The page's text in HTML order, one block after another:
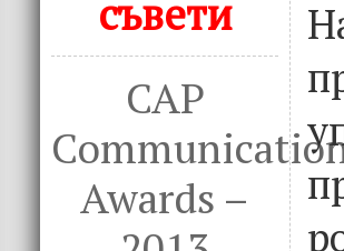
съвети
CAP
Awards –